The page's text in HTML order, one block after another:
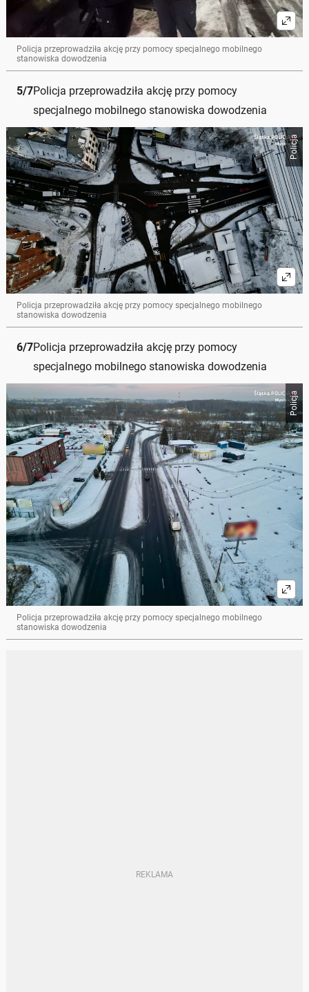
Policja przeprowadziła akcję przy pomocy specjalnego mobilnego
stanowiska dowodzenia
5/7Policja przeprowadziła akcję przy pomocy
specjalnego mobilnego stanowiska dowodzenia
Policja
Policja przeprowadziła akcję przy pomocy specjalnego mobilnego
stanowiska dowodzenia
6/7Policja przeprowadziła akcję przy pomocy
specjalnego mobilnego stanowiska dowodzenia
Policja
Policja przeprowadziła akcję przy pomocy specjalnego mobilnego
stanowiska dowodzenia